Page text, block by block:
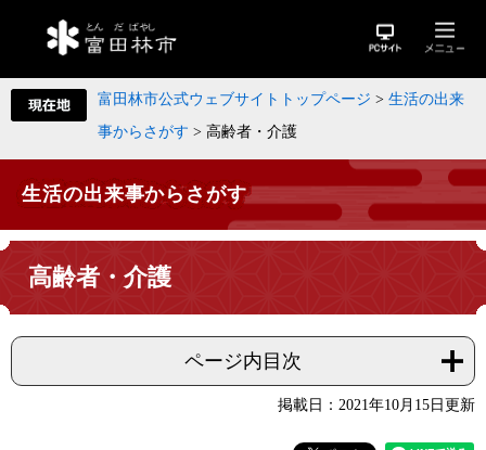
富田林市公式ウェブサイトトップページ > 生活の出来
事からさがす > 高齢者・介護
生活の出来事からさがす
高齢者・介護
ページ内目次
掲載日：2021年10月15日更新